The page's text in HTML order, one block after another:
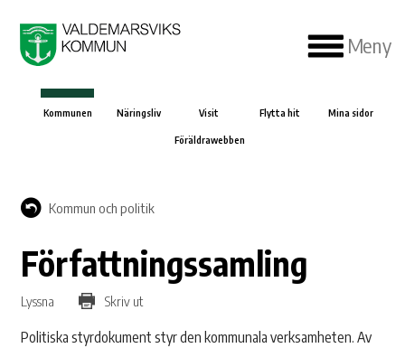
Meny
Kommunen Näringsliv Visit Flytta hit Mina sidor
Föräldrawebben
Kommun och politik
Författningssamling
Lyssna Skriv ut
Politiska styrdokument styr den kommunala verksamheten. Av